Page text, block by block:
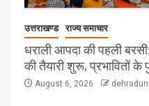
उत्तराखण्ड राज्य समाचार
धराली आपदा की पहली
की तैयारी शुरू, प्रभावितों के
August 6, 2026